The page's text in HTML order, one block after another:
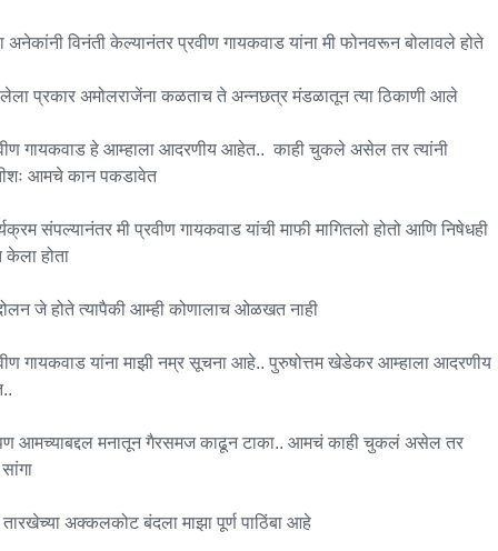
अनेकांनी विनंती केल्यानंतर प्रवीण गायकवाड यांना मी फोनवरून बोलावले होते
प्रकार अमोलराजेंना कळताच ते अन्नछत्र मंडळातून त्या ठिकाणी आले
गायकवाड हे आम्हाला आदरणीय आहेत..  काही चुकले असेल तर त्यांनी
आमचे कान पकडावेत
संपल्यानंतर मी प्रवीण गायकवाड यांची माफी मागितलो होतो आणि निषेधही
केला होता
जे होते त्यापैकी आम्ही कोणालाच ओळखत नाही
गायकवाड यांना माझी नम्र सूचना आहे.. पुरुषोत्तम खेडेकर आम्हाला आदरणीय
आमच्याबद्दल मनातून गैरसमज काढून टाका.. आमचं काही चुकलं असेल तर
अक्कलकोट बंदला माझा पूर्ण पाठिंबा आहे